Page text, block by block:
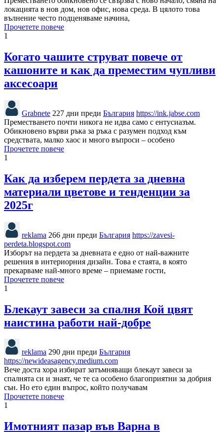
локацията в нов дом, нов офис, нова среда. В цялото това
вълнение често подценяваме начина,
Прочетете повече
1
Когато чашите струват повече от
кашоните и как да преместим чупливи
аксесоари
Grabnete 227 дни преди България https://ink.jabse.com
Преместването почти никога не идва само с ентусиазъм.
Обикновено върви ръка за ръка с разумен подход към
средствата, малко хаос и много въпроси – особено
Прочетете повече
1
Как да изберем пердета за дневна
материали цветове и тенденции за
2025г
reklama 266 дни преди България https://zavesi-
perdeta.blogspot.com
Изборът на пердета за дневната е едно от най-важните
решения в интериорния дизайн. Това е стаята, в която
прекарваме най-много време – приемаме гости,
Прочетете повече
1
Блекаут завеси за спалня Кой цвят
наистина работи най-добре
reklama 290 дни преди България
https://newideasagency.medium.com
Вече доста хора избират затъмняващи блекаут завеси за
спалнята си и знаят, че те са особено благоприятни за добрия
сън. Но ето един въпрос, който получавам
Прочетете повече
1
Имотният пазар във Варна в